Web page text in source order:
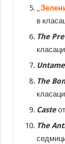
в
The
The
Casteот
The